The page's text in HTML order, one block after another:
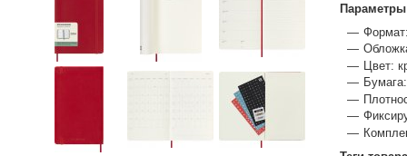
Параметры
Цвет: